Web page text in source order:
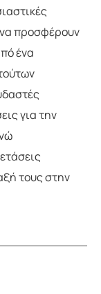
προσφέρουν
ένα
για την
τους στην